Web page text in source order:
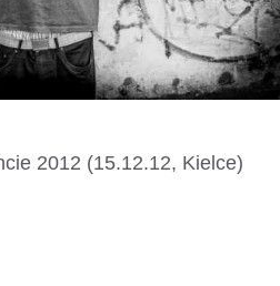
2012 (15.12.12, Kielce)